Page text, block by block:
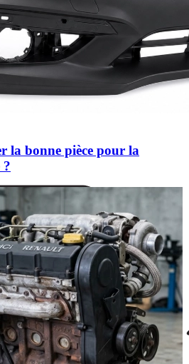
la bonne pièce pour la
?